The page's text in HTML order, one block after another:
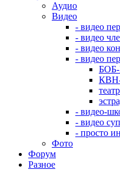
Аудио
Видео
- видео
- видео
- видео
- видео
- видео-
- видео
- просто
Фото
Форум
Разное